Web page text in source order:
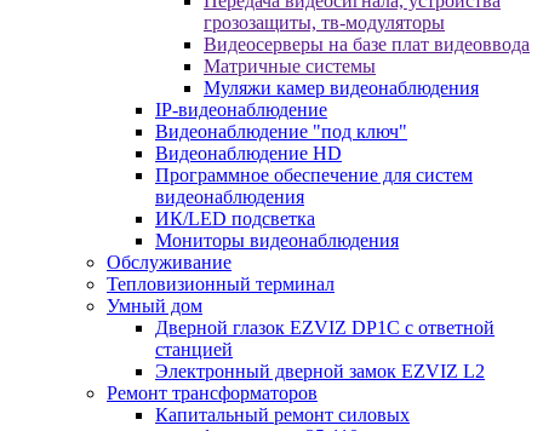
грозозащиты, тв-модуляторы
Видеосерверы на базе плат видеоввода
Матричные системы
Муляжи камер видеонаблюдения
IP-видеонаблюдение
Видеонаблюдение "под ключ"
Видеонаблюдение HD
Программное обеспечение для систем
видеонаблюдения
ИК/LED подсветка
Мониторы видеонаблюдения
Обслуживание
Тепловизионный терминал
Умный дом
Дверной глазок EZVIZ DP1C с ответной
станцией
Электронный дверной замок EZVIZ L2
Ремонт трансформаторов
Капитальный ремонт силовых